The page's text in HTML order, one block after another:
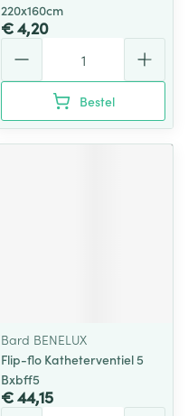
220x160cm
€ 4,20
Bestel
Bard BENELUX
Flip-flo Katheterventiel 5
Bxbff5
€ 44,15